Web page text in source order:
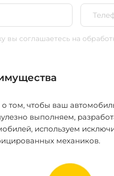
вы соглашаетесь на
том, чтобы ваш
выполняем,
используем
механиков.